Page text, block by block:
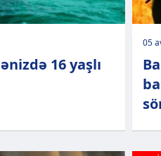
16 yaşlı
05